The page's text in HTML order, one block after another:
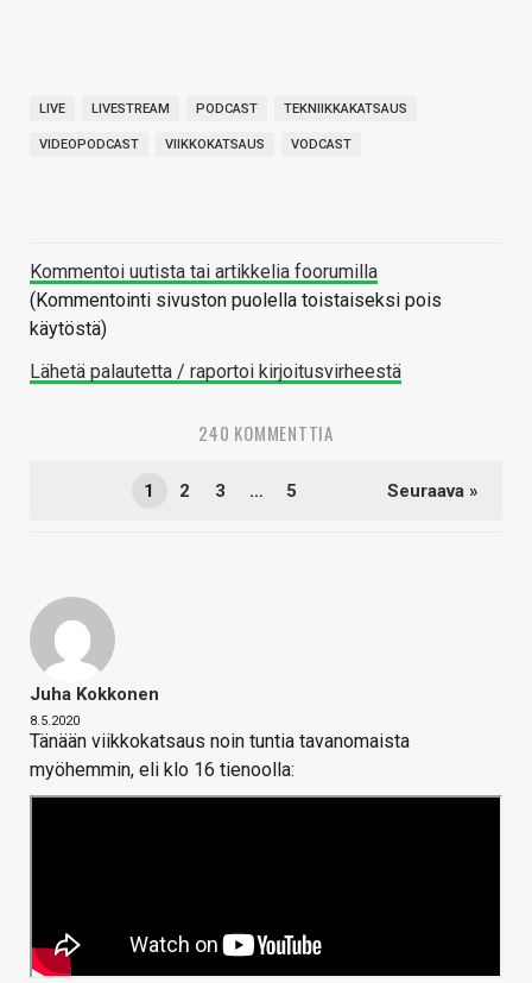
LIVE LIVESTREAM PODCAST TEKNIIKKAKATSAUS
VIDEOPODCAST VIIKKOKATSAUS VODCAST
Kommentoi uutista tai artikkelia foorumilla
(Kommentointi sivuston puolella toistaiseksi pois
käytöstä)
Lähetä palautetta / raportoi kirjoitusvirheestä
240 KOMMENTTIA
1 2 3 … 5 Seuraava »
Juha Kokkonen
8.5.2020
Tänään viikkokatsaus noin tuntia tavanomaista
myöhemmin, eli klo 16 tienoolla: